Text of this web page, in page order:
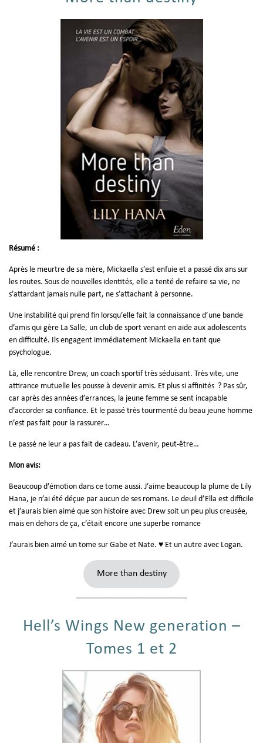
Résumé :
Après le meurtre de sa mère, Mickaella s’est enfuie et a passé dix ans sur
les routes. Sous de nouvelles identités, elle a tenté de refaire sa vie, ne
s’attardant jamais nulle part, ne s’attachant à personne.
Une instabilité qui prend fin lorsqu’elle fait la connaissance d’une bande
d’amis qui gère La Salle, un club de sport venant en aide aux adolescents
en difficulté. Ils engagent immédiatement Mickaella en tant que
psychologue.
Là, elle rencontre Drew, un coach sportif très séduisant. Très vite, une
attirance mutuelle les pousse à devenir amis. Et plus si affinités ? Pas sûr,
car après des années d’errances, la jeune femme se sent incapable
d’accorder sa confiance. Et le passé très tourmenté du beau jeune homme
n’est pas fait pour la rassurer…
Le passé ne leur a pas fait de cadeau. L’avenir, peut-être…
Mon avis:
Beaucoup d’émotion dans ce tome aussi. J’aime beaucoup la plume de Lily
Hana, je n’ai été déçue par aucun de ses romans. Le deuil d’Ella est difficile
et j’aurais bien aimé que son histoire avec Drew soit un peu plus creusée,
mais en dehors de ça, c’était encore une superbe romance
J’aurais bien aimé un tome sur Gabe et Nate. ♥ Et un autre avec Logan.
More than destiny
Hell’s Wings New generation –
Tomes 1 et 2